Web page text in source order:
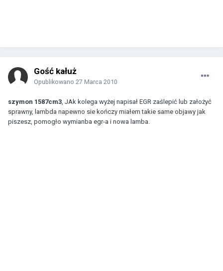
Gość kałuż
Opublikowano 27 Marca 2010
szymon 1587cm3 , JAk kolega wyżej napisał EGR zaślepić lub założyć
sprawny, lambda napewno sie kończy miałem takie same objawy jak
piszesz, pomogło wymianba egr-a i nowa lamba.